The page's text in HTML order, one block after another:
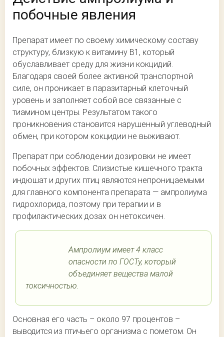
побочные явления
Препарат имеет по своему химическому составу
структуру, близкую к витамину В1, который
обуславливает среду для жизни кокцидий.
Благодаря своей более активной транспортной
силе, он проникает в паразитарный клеточный
уровень и заполняет собой все связанные с
тиамином центры. Результатом такого
проникновения становится нарушенный углеводный
обмен, при котором кокцидии не выживают.
Препарат при соблюдении дозировки не имеет
побочных эффектов. Слизистые кишечного тракта
индюшат и других птиц являются непроницаемыми
для главного компонента препарата — ампролиума
гидрохлорида, поэтому при терапии и в
профилактических дозах он нетоксичен.
Ампролиум имеет 4 класс
опасности по ГОСТу, который
объединяет вещества малой
токсичностью.
Основная его часть – около 97 процентов –
выводится из птичьего организма с пометом. Он